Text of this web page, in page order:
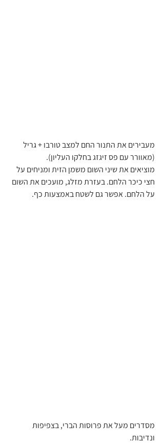
מעבירים את התנור החם למצב טורבו + גריל
(מאוורר עם פס זיגזג בחלקו העליון).
מוציאים את שיני השום משמן הזית ומניחים על
חצי כיכר הלחם. בעזרת מזלג, מועכים את השום
על הלחם. אפשר גם לשטח באמצעות כף.
מסדרים מעל את פרוסות הברי, בצפיפות
ונדיבות.